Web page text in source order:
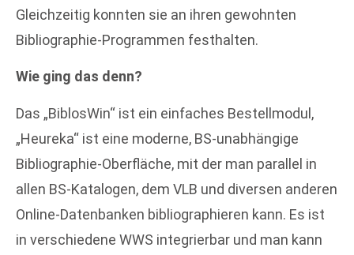
Gleichzeitig konnten sie an ihren gewohnten
Bibliographie-Programmen festhalten.
Wie ging das denn?
Das „BiblosWin“ ist ein einfaches Bestellmodul,
„Heureka“ ist eine moderne, BS-unabhängige
Bibliographie-Oberfläche, mit der man parallel in
allen BS-Katalogen, dem VLB und diversen anderen
Online-Datenbanken bibliographieren kann. Es ist
in verschiedene WWS integrierbar und man kann